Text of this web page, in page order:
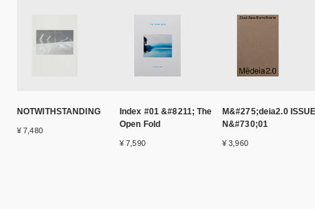
NOTWITHSTANDING
¥ 7,480
Index #01 &#8211; The
Open Fold
¥ 7,590
M&#275;deia2.0
N&#730;01
¥ 3,960